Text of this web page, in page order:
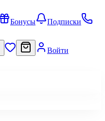
Бонусы
Подписки
Войти